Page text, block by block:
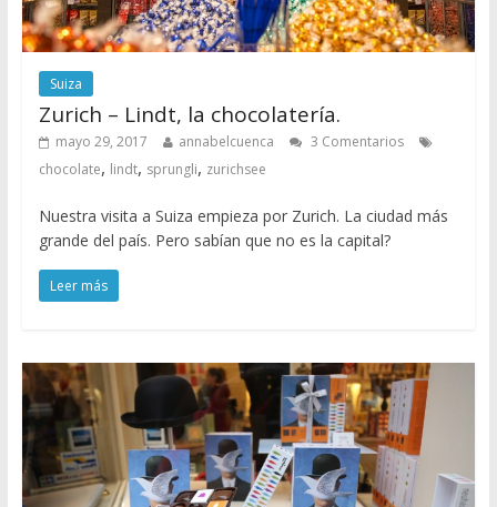
Suiza
Zurich – Lindt, la chocolatería.
mayo 29, 2017 annabelcuenca
3 Comentarios
chocolate, lindt, sprungli, zurichsee
Nuestra visita a Suiza empieza por Zurich. La ciudad más
grande del país. Pero sabían que no es la capital?
Leer más